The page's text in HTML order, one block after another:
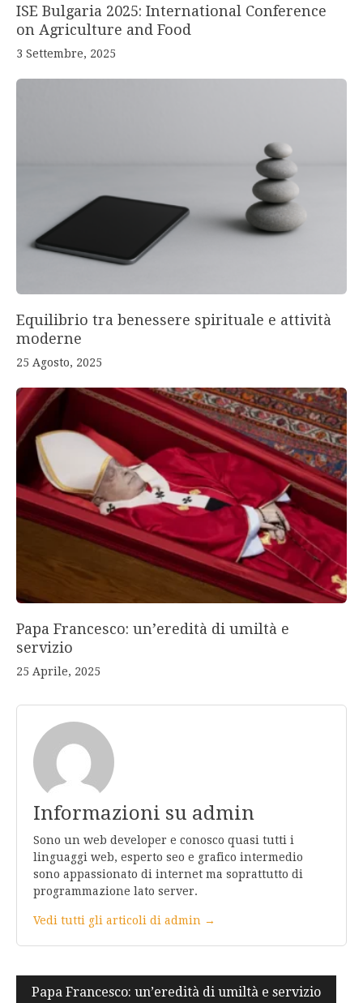
ISE Bulgaria 2025: International Conference
on Agriculture and Food
3 Settembre, 2025
Equilibrio tra benessere spirituale e attività
moderne
25 Agosto, 2025
Papa Francesco: un’eredità di umiltà e
servizio
25 Aprile, 2025
Informazioni su admin
Sono un web developer e conosco quasi tutti i
linguaggi web, esperto seo e grafico intermedio
sono appassionato di internet ma soprattutto di
programmazione lato server.
Vedi tutti gli articoli di admin →
Navigazione
Papa Francesco: un’eredità di umiltà e servizio